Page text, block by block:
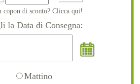
copon di sconto? Clicca qui!
la Data di Consegna:
Mattino